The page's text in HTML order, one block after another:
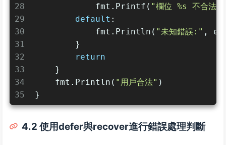
28
29
30
31
32
33
34
35
            fmt.Printf(
"欄位 %s 不合法
default :
            fmt.Println(
"未知錯誤:" ,
        }
return
    }
    fmt.Println(
"用戶合法" )
}
4.2 使用defer與recover進行錯誤處理判斷